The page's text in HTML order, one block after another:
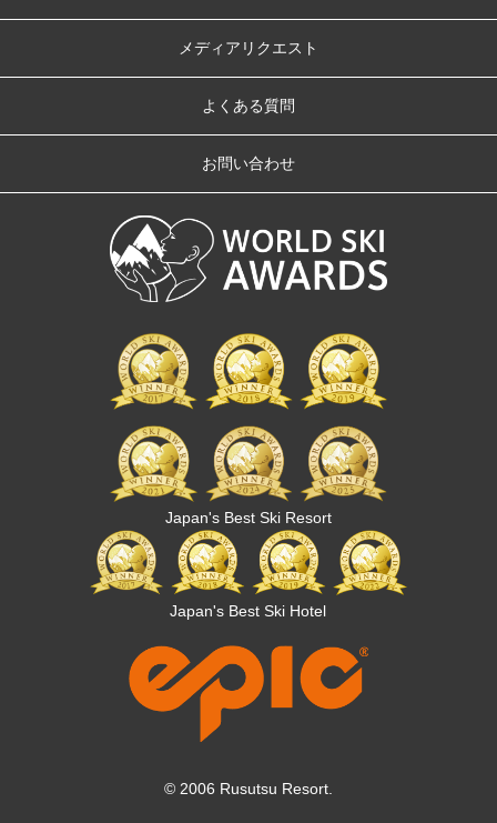
Japan's Best Ski Resort
Japan's Best Ski Hotel
メディアリクエスト
よくある質問
お問い合わせ
© 2006 Rusutsu Resort.